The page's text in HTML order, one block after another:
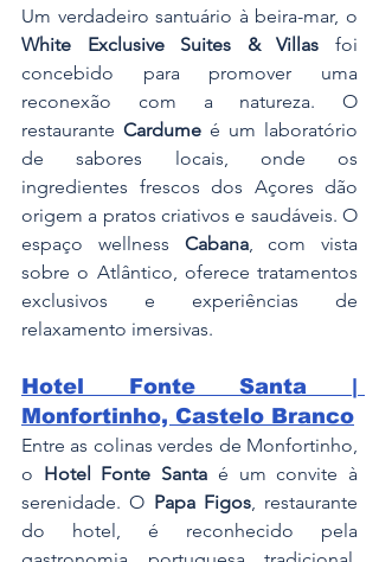
White Exclusive Suites & Villas foi
concebido para promover uma
reconexão com a natureza. O
restaurante Cardume é um laboratório
de sabores locais, onde os
ingredientes frescos dos Açores dão
origem a pratos criativos e saudáveis. O
espaço wellness Cabana, com vista
sobre o Atlântico, oferece tratamentos
exclusivos e experiências de
relaxamento imersivas.
Hotel Fonte Santa |
Monfortinho, Castelo Branco
Entre as colinas verdes de Monfortinho,
o Hotel Fonte Santa é um convite à
serenidade. O Papa Figos, restaurante
do hotel, é reconhecido pela